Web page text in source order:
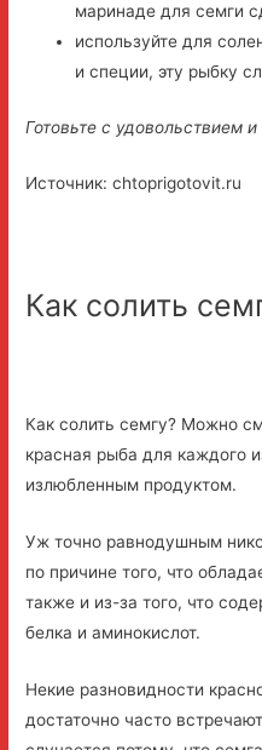
маринаде для семги
используйте для
и специи, эту рыбку
Готовьте с удовольствием
Источник: chtoprigotovit.ru
Как солить
Как солить семгу? Можно
красная рыба для каждого
излюбленным продуктом.
Уж точно равнодушным
по причине того, что
также и из-за того, что
белка и аминокислот.
Некие разновидности
достаточно часто